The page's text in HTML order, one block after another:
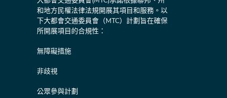
和地方民權法律法規開展其項目和服務。以
下大都會交通委員會（MTC）計劃旨在確保
所開展項目的合規性：
無障礙措施
非歧視
公眾參與計劃